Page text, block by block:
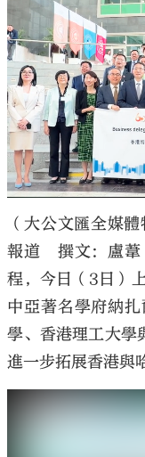
（大公文匯全媒
報道 撰文：盧葦
程，今日（3日）
中亞著名學府納
學、香港理工大學
進一步拓展香港與